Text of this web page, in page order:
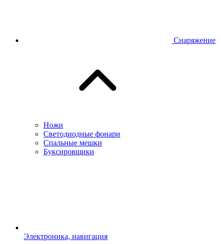
Снаряжение
Ножи
Светодиодные фонари
Спальные мешки
Буксировщики
Электроника, навигация